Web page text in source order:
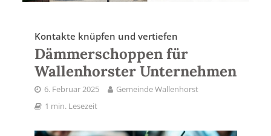
Kontakte knüpfen und vertiefen
Dämmerschoppen für
Wallenhorster Unternehmen
6. Februar 2025
Gemeinde Wallenhorst
1 min. Lesezeit